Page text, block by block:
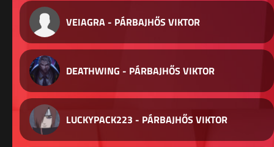
VEIAGRA - PÁRBAJHŐS VIKTOR
DEATHWING - PÁRBAJHŐS VIKTOR
LUCKYPACK223 - PÁRBAJHŐS VIKTOR